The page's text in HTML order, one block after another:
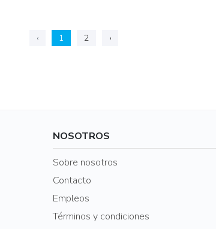
‹ 1 2 ›
NOSOTROS
Sobre nosotros
Contacto
Empleos
Términos y condiciones